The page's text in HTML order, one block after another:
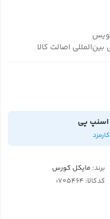
بین‌المللی اصالت کالا
اسنپ پی
برند: مایکل کورس
کدکالا: